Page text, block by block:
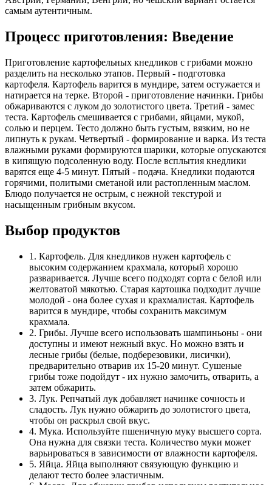
самым аутентичным.
Процесс приготовления: Введение
Приготовление картофельных кнедликов с грибами можно
разделить на несколько этапов. Первый - подготовка
картофеля. Картофель варится в мундире, затем остужается и
натирается на терке. Второй - приготовление начинки. Грибы
обжариваются с луком до золотистого цвета. Третий - замес
теста. Картофель смешивается с грибами, яйцами, мукой,
солью и перцем. Тесто должно быть густым, вязким, но не
липнуть к рукам. Четвертый - формирование и варка. Из теста
влажными руками формируются шарики, которые опускаются
в кипящую подсоленную воду. После всплытия кнедлики
варятся еще 4-5 минут. Пятый - подача. Кнедлики подаются
горячими, политыми сметаной или растопленным маслом.
Блюдо получается не острым, с нежной текстурой и
насыщенным грибным вкусом.
Выбор продуктов
1. Картофель. Для кнедликов нужен картофель с
высоким содержанием крахмала, который хорошо
разваривается. Лучше всего подходят сорта с белой или
желтоватой мякотью. Старая картошка подходит лучше
молодой - она более сухая и крахмалистая. Картофель
варится в мундире, чтобы сохранить максимум
крахмала.
2. Грибы. Лучше всего использовать шампиньоны - они
доступны и имеют нежный вкус. Но можно взять и
лесные грибы (белые, подберезовики, лисички),
предварительно отварив их 15-20 минут. Сушеные
грибы тоже подойдут - их нужно замочить, отварить, а
затем обжарить.
3. Лук. Репчатый лук добавляет начинке сочность и
сладость. Лук нужно обжарить до золотистого цвета,
чтобы он раскрыл свой вкус.
4. Мука. Используйте пшеничную муку высшего сорта.
Она нужна для связки теста. Количество муки может
варьироваться в зависимости от влажности картофеля.
5. Яйца. Яйца выполняют связующую функцию и
делают тесто более эластичным.